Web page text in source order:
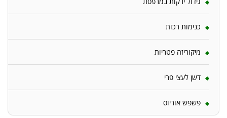
כנימות רכות
מיקוריזה פטריות
דשן לעצי פרי
פשפש אוריוס